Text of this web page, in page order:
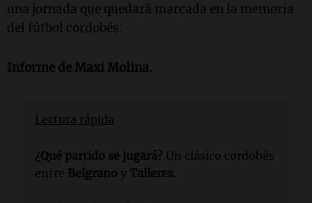
una jornada que quedará marcada en la memoria
del fútbol cordobés.
Informe de Maxi Molina.
Lectura rápida
¿Qué partido se jugará? Un clásico cordobés
entre Belgrano y Talleres.